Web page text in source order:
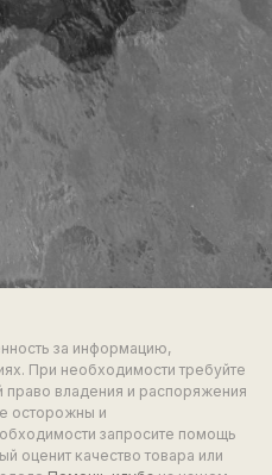
за информацию,
При необходимости требуйте
владения и распоряжения
осторожны и
запросите помощь
оценит качество товара или